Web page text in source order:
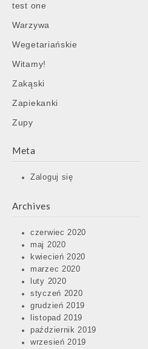
test one
Warzywa
Wegetariańskie
Witamy!
Zakąski
Zapiekanki
Zupy
Meta
Zaloguj się
Archives
czerwiec 2020
maj 2020
kwiecień 2020
marzec 2020
luty 2020
styczeń 2020
grudzień 2019
listopad 2019
październik 2019
wrzesień 2019